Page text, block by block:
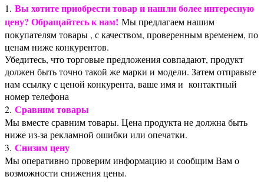
1. Вы хотите приобрести товар и нашли более интересную
цену? Обращайтесь к нам! Мы предлагаем нашим
покупателям товары , с качеством, проверенным временем, по
ценам ниже конкурентов.
Убедитесь, что торговые предложения совпадают, продукт
должен быть точно такой же марки и модели. Затем отправьте
нам ссылку с ценой конкурента, ваше имя и контактный
номер телефона
2. Сравним товары
Мы вместе сравним товары. Цена продукта не должна быть
ниже из-за рекламной ошибки или опечатки.
3. Снизим цену
Мы оперативно проверим информацию и сообщим Вам о
возможности снижения цены.